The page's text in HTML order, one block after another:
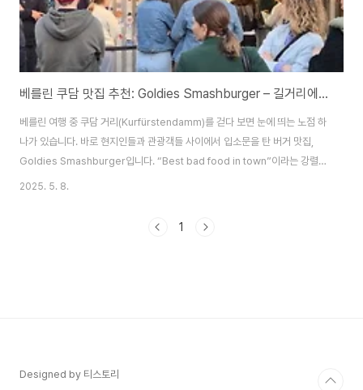
베를린 쿠담 맛집 추천: Goldies Smashburger – 길거리에서 즐기는 최고의 버거!
베를린 여행 중 쿠담 거리(Kurfürstendamm)를 걷다 보면 눈에 띄는 노점 하
나가 있습니다. 바로 현지인들과 관광객들 사이에서 입소문을 탄 버거 맛집,
Goldies Smashburger입니다. “Best bad food in town”이라는 강렬한
문구를 내건 이곳은, 앉아서 먹을 자리는 없지만 항상 긴 줄이 이어지는 인기 맛
2025. 5. 8.
1
Designed by 티스토리